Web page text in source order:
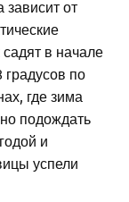
от
в начале
градусов по
где зима
подождать
и
успели